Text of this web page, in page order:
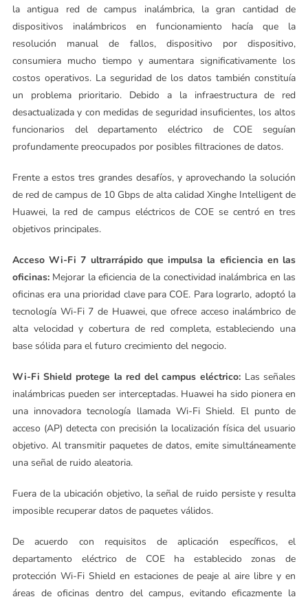
la antigua red de campus inalámbrica, la gran cantidad de
dispositivos inalámbricos en funcionamiento hacía que la
resolución manual de fallos, dispositivo por dispositivo,
consumiera mucho tiempo y aumentara significativamente los
costos operativos. La seguridad de los datos también constituía
un problema prioritario. Debido a la infraestructura de red
desactualizada y con medidas de seguridad insuficientes, los altos
funcionarios del departamento eléctrico de COE seguían
profundamente preocupados por posibles filtraciones de datos.
Frente a estos tres grandes desafíos, y aprovechando la solución
de red de campus de 10 Gbps de alta calidad Xinghe Intelligent de
Huawei, la red de campus eléctricos de COE se centró en tres
objetivos principales.
Acceso Wi-Fi 7 ultrarrápido que impulsa la eficiencia en las
oficinas: Mejorar la eficiencia de la conectividad inalámbrica en las
oficinas era una prioridad clave para COE. Para lograrlo, adoptó la
tecnología Wi-Fi 7 de Huawei, que ofrece acceso inalámbrico de
alta velocidad y cobertura de red completa, estableciendo una
base sólida para el futuro crecimiento del negocio.
Wi-Fi Shield protege la red del campus eléctrico:Las señales
inalámbricas pueden ser interceptadas. Huawei ha sido pionera en
una innovadora tecnología llamada Wi-Fi Shield. El punto de
acceso (AP) detecta con precisión la localización física del usuario
objetivo. Al transmitir paquetes de datos, emite simultáneamente
una señal de ruido aleatoria.
Fuera de la ubicación objetivo, la señal de ruido persiste y resulta
imposible recuperar datos de paquetes válidos.
De acuerdo con requisitos de aplicación específicos, el
departamento eléctrico de COE ha establecido zonas de
protección Wi-Fi Shield en estaciones de peaje al aire libre y en
áreas de oficinas dentro del campus, evitando eficazmente la